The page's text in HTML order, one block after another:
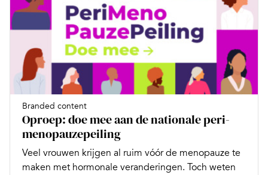
Branded content
Oproep: doe mee aan de nationale peri-
menopauzepeiling
Veel vrouwen krijgen al ruim vóór de menopauze te
maken met hormonale veranderingen. Toch weten